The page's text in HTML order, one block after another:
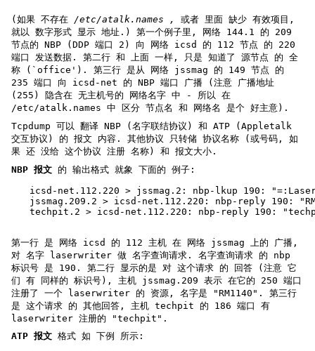
(如果 不存在 /etc/atalk.names ,
或者 里面 缺少 有效项目,
就以 数字形式 显示 地址.) 第一个例子里, 网络 144.1 的 209
节点的 NBP (DDP 端口 2) 向 网络 icsd 的 112 节点 的 220
端口 发送数据. 第二行 和 上面 一样, 只是 知道了 源节点 的 全
称 (`office'). 第三行 是从 网络 jssmag 的 149 节点 的
235 端口 向 icsd-net 的 NBP 端口 广播 (注意 广播地址
(255) 隐含在 无主机号的 网络名字 中 - 所以 在
/etc/atalk.names 中 区分 节点名 和 网络名 是个 好主意).
Tcpdump 可以 翻译 NBP (名字联结协议) 和 ATP (Appletalk
交互协议) 的 报文 内容. 其他协议 只转储 协议名称 (或号码, 如
果 还 没给 这个协议 注册 名称) 和 报文大小.
NBP 报文 的 输出格式 就象 下面的 例子:
icsd-net.112.220 > jssmag.2: nbp-lkup 190:
jssmag.209.2 > icsd-net.112.220: nbp-reply 190:
techpit.2 > icsd-net.112.220: nbp-reply 190:
第一行 是 网络 icsd 的 112 主机 在 网络 jssmag 上的 广播,
对 名字 laserwriter 做 名字查询请求. 名字查询请求 的 nbp
标识号 是 190. 第二行 显示的是 对 这个请求 的 回答 (注意 它
们 有 同样的 标识号), 主机 jssmag.209 表示 在它的 250 端口
注册了 一个 laserwriter 的 资源, 名字是 "RM1140". 第三行
是 这个请求 的 其他回答, 主机 techpit 的 186 端口 有
laserwriter 注册的 "techpit".
ATP 报文 格式 如 下例 所示: